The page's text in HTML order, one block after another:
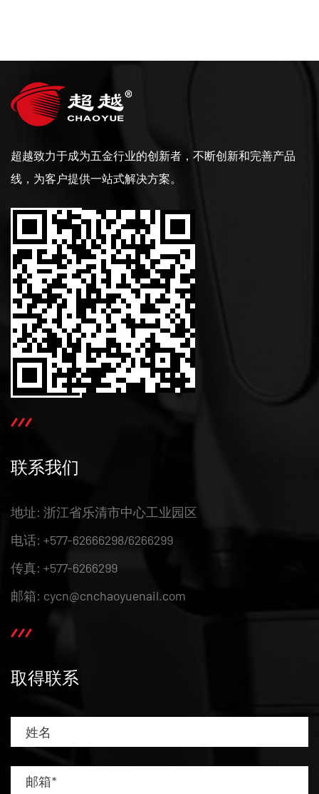
超越致力于成为五金行业的创新者，不断创新和完善产品
线，为客户提供一站式解决方案。
联系我们
地址: 浙江省乐清市中心工业园区
电话: +577-62666298/6266299
传真: +577-6266299
邮箱: cycn@cnchaoyuenail.com
取得联系